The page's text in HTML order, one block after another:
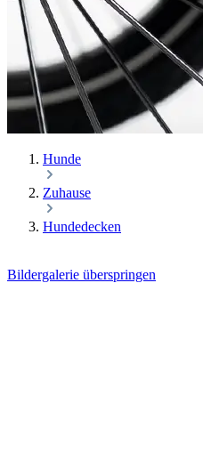
Hunde
Zuhause
Hundedecken
Bildergalerie überspringen